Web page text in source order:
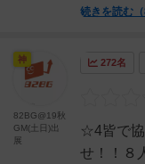
続きを読む（
272名
☆4皆で協
せ！！８
神
82BG@19秋
GM(土日)出
展